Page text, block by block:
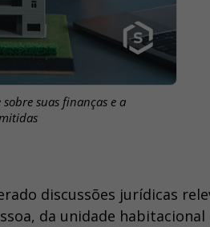
suas finanças e a
discussões jurídicas
da unidade habitacional